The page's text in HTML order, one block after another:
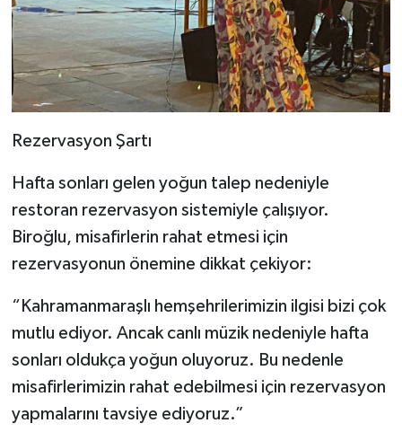
Rezervasyon Şartı
Hafta sonları gelen yoğun talep nedeniyle
restoran rezervasyon sistemiyle çalışıyor.
Biroğlu, misafirlerin rahat etmesi için
rezervasyonun önemine dikkat çekiyor:
“Kahramanmaraşlı hemşehrilerimizin ilgisi bizi çok
mutlu ediyor. Ancak canlı müzik nedeniyle hafta
sonları oldukça yoğun oluyoruz. Bu nedenle
misafirlerimizin rahat edebilmesi için rezervasyon
yapmalarını tavsiye ediyoruz.”